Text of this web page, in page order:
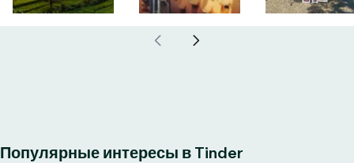
Популярные интересы в Tinder